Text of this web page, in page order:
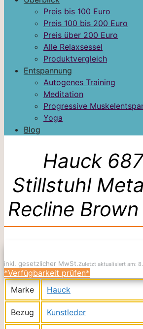
Preis bis 100 Euro
Preis 100 bis 200 Euro
Preis über 200 Euro
Alle Relaxsessel
Produktvergleich
Entspannung
Autogenes Training
Meditation
Progressive
Yoga
Blog
Hauck
Stillstuhl
Recline
inkl. gesetzlicher MwSt.Zuletzt aktualisiert am:
*Verfügbarkeit prüfen*
Marke
Hauck
Bezug Kunstleder